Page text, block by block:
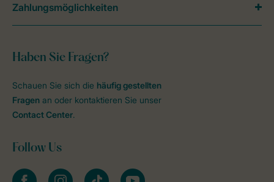
Haben Sie Fragen?
Schauen Sie sich die häufig gestellten
Fragen an oder kontaktieren Sie unser
Contact Center.
Follow Us
facebookinstagramtiktok youtube
Zahlungsmöglichkeiten